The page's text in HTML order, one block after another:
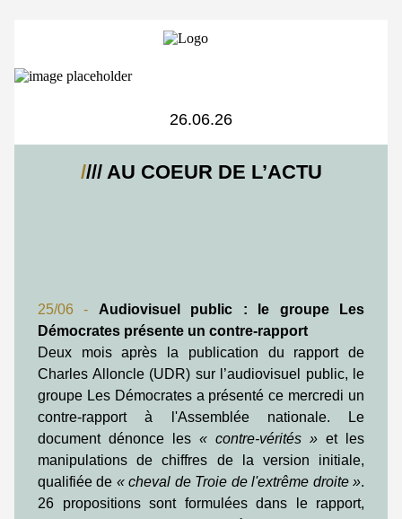
26.06.26
//// AU COEUR DE L’ACTU
25/06 - Audiovisuel public : le groupe Les
Démocrates présente un contre-rapport
Deux mois après la publication du rapport de
Charles Alloncle (UDR) sur l’audiovisuel public, le
groupe Les Démocrates a présenté ce mercredi un
contre-rapport à l'Assemblée nationale. Le
document dénonce les « contre-vérités » et les
manipulations de chiffres de la version initiale,
qualifiée de « cheval de Troie de l'extrême droite ».
26 propositions sont formulées dans le rapport,